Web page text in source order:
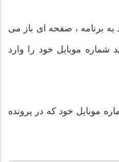
برنامه ، صفحه ای باز می
شماره موبایل خود را وارد
موبایل خود که در پرونده